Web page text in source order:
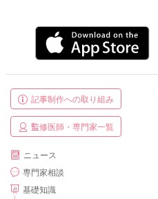
記事制作への取り組み
監修医師・専門家一覧
ニュース
専門家相談
基礎知識